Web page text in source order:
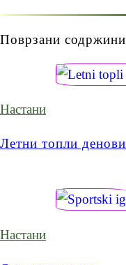
Поврзани содржини
Настани
Летни топли денови
Настани